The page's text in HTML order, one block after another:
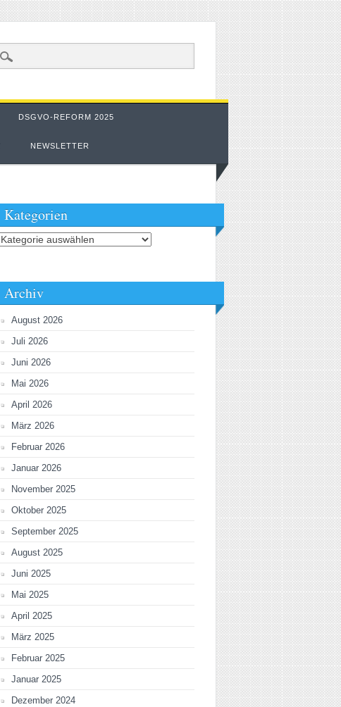
DSGVO-REFORM 2025
NEWSLETTER
Kategorien
Kategorien
Archiv
August 2026
Juli 2026
Juni 2026
Mai 2026
April 2026
März 2026
Februar 2026
Januar 2026
November 2025
Oktober 2025
September 2025
August 2025
Juni 2025
Mai 2025
April 2025
März 2025
Februar 2025
Januar 2025
Dezember 2024